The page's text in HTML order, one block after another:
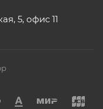
5, офис 11